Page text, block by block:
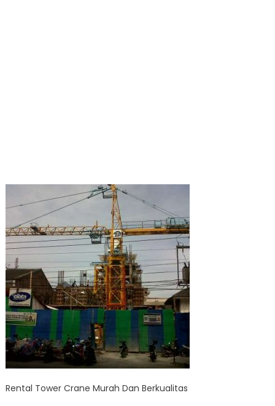
Rental Tower Crane Murah Dan Berkualitas